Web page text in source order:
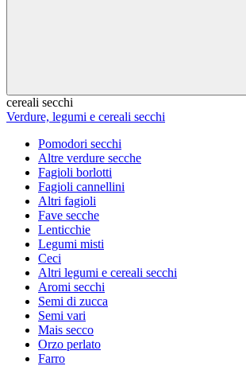
cereali secchi
Verdure, legumi e cereali secchi
Pomodori secchi
Altre verdure secche
Fagioli borlotti
Fagioli cannellini
Altri fagioli
Fave secche
Lenticchie
Legumi misti
Ceci
Altri legumi e cereali secchi
Aromi secchi
Semi di zucca
Semi vari
Mais secco
Orzo perlato
Farro